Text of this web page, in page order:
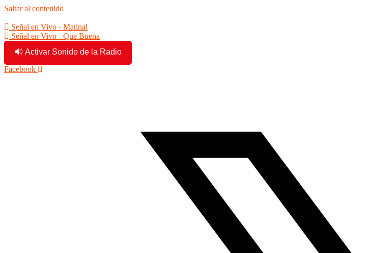
Saltar al contenido
Señal en Vivo - Matinal
Señal en Vivo - Que Buena
🔊 Activar Sonido de la Radio
Facebook